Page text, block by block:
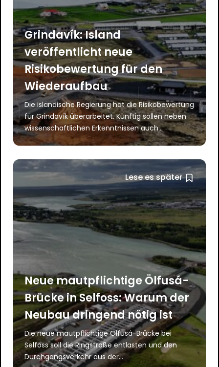
Grindavík: Island
veröffentlicht neue
Risikobewertung für den
Wiederaufbau
Die isländische Regierung hat die Risikobewertung
für Grindavík überarbeitet. Künftig sollen neben
wissenschaftlichen Erkenntnissen auch...
Lese es später
Neue mautpflichtige Ölfusá-
Brücke in Selfoss: Warum der
Neubau dringend nötig ist
Die neue mautpflichtige Ölfusá-Brücke bei
Selfoss soll die Ringstraße entlasten und den
Durchgangsverkehr aus der...